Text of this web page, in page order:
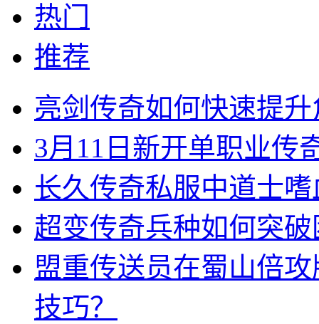
热门
推荐
亮剑传奇如何快速提
3月11日新开单职业传
长久传奇私服中道士
超变传奇兵种如何突
盟重传送员在蜀山倍
技巧？